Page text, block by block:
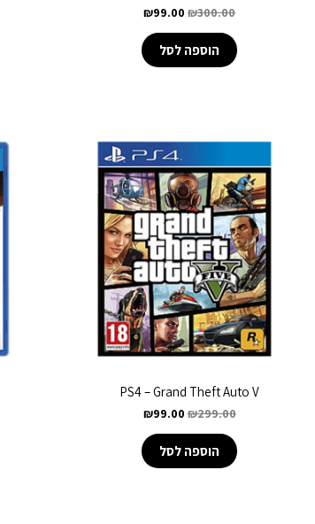
₪300.00
₪99.00
הוספה לסל
PS4 – Grand Theft Auto V
₪299.00
₪99.00
הוספה לסל